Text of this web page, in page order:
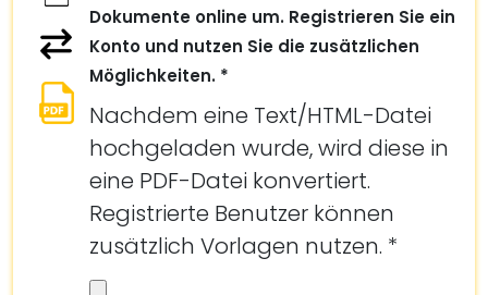
Dokumente online um. Registrieren Sie ein
Konto und nutzen Sie die zusätzlichen
Möglichkeiten. *
Nachdem eine Text/HTML-Datei
hochgeladen wurde, wird diese in
eine PDF-Datei konvertiert.
Registrierte Benutzer können
zusätzlich Vorlagen nutzen. *